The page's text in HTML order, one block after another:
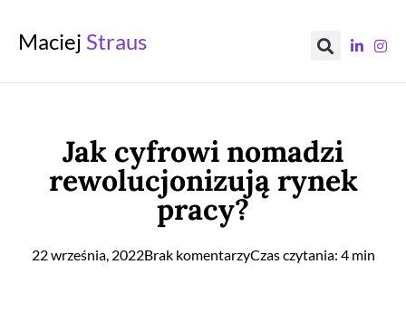
Maciej Straus
Jak cyfrowi nomadzi
rewolucjonizują rynek
pracy?
22 września, 2022Brak komentarzyCzas czytania: 4 min